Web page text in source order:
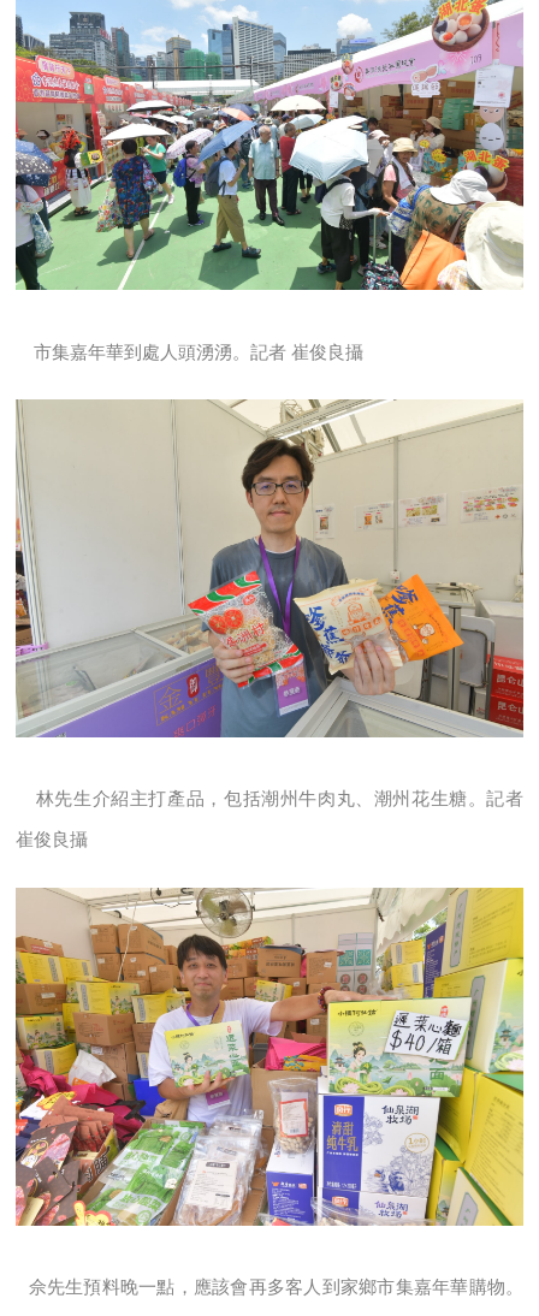
市集嘉年華到處人頭湧湧。記者 崔俊良攝
林先生介紹主打產品，包括潮州牛肉丸、潮州花生糖。記者
崔俊良攝
佘先生預料晚一點，應該會再多客人到家鄉市集嘉年華購物。